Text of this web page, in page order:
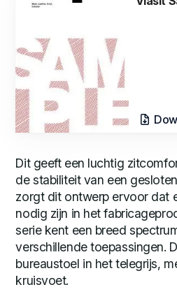
Dit geeft een luchtig
de stabiliteit van een
zorgt dit ontwerp ervoor dat
nodig zijn in het
serie kent een breed
verschillende toepassingen.
bureaustoel in het telegrijs,
kruisvoet.